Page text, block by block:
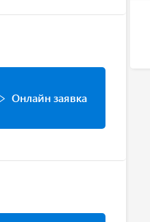
Онлайн заявка